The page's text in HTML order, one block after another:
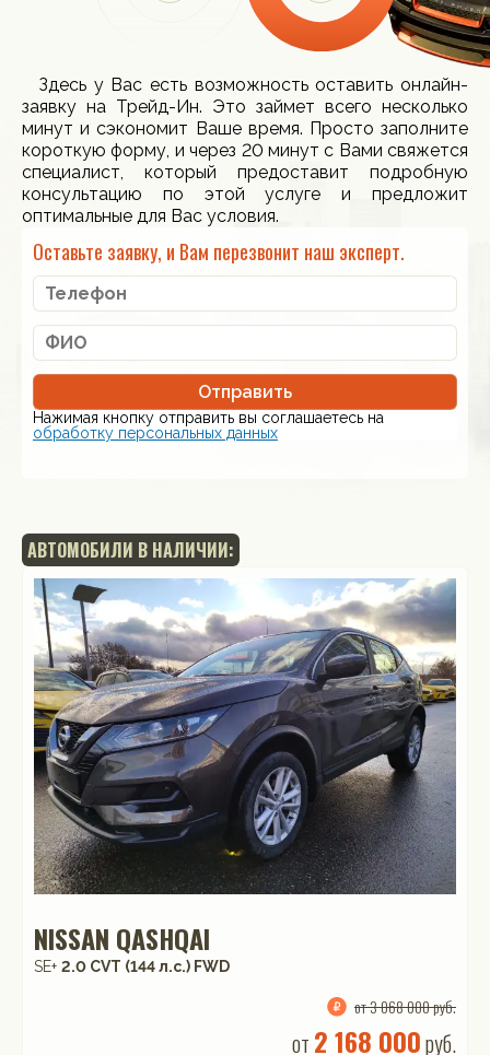
Здесь у Вас есть возможность оставить онлайн-
заявку на Трейд-Ин. Это займет всего несколько
минут и сэкономит Ваше время. Просто заполните
короткую форму, и через 20 минут с Вами свяжется
специалист, который предоставит подробную
консультацию по этой услуге и предложит
оптимальные для Вас условия.
Оставьте заявку, и Вам перезвонит наш эксперт.
Отправить
Нажимая кнопку отправить вы соглашаетесь на
обработку персональных данных
АВТОМОБИЛИ В НАЛИЧИИ:
NISSAN QASHQAI
SE+ 2.0 CVT (144 л.с.) FWD
от 3 068 000 руб.
от 2 168 000руб.